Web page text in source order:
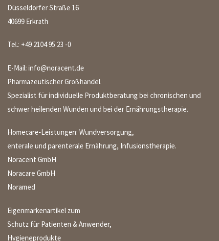
Düsseldorfer Straße 16
40699 Erkrath
Tel.: +49 2104 95 23 -0
E-Mail: info@noracent.de
Pharmazeutischer Großhandel.
Spezialist für individuelle Produktberatung bei chronischen und
schwer heilenden Wunden und bei der Ernährungstherapie.
Homecare-Leistungen: Wundversorgung,
enterale und parenterale Ernährung, Infusionstherapie.
Noracent GmbH
Noracare GmbH
Noramed
Eigenmarkenartikel zum
Schutz für Patienten & Anwender,
Hygieneprodukte